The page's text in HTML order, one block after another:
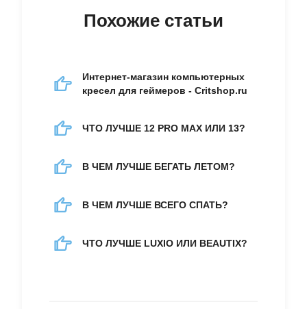
Похожие статьи
Интернет-магазин компьютерных
кресел для геймеров - Critshop.ru
ЧТО ЛУЧШЕ 12 PRO MAX ИЛИ 13?
В ЧЕМ ЛУЧШЕ БЕГАТЬ ЛЕТОМ?
В ЧЕМ ЛУЧШЕ ВСЕГО СПАТЬ?
ЧТО ЛУЧШЕ LUXIO ИЛИ BEAUTIX?